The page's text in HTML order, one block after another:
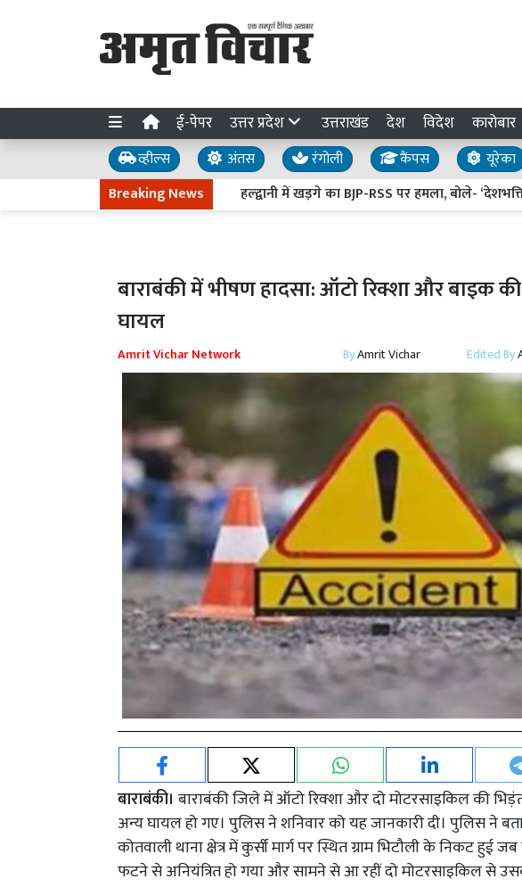
ई-पेपर उत्तर प्रदेश उत्तराखंड देश विदेश कारोबार
व्हील्स अंतस रंगोली कैंपस यूरेका
Breaking News हल्द्वानी में खड़गे का BJP-RSS पर हमला, बोले- ‘देशभक्ति
बाराबंकी में भीषण हादसा: ऑटो रिक्शा और बाइक
घायल
Amrit Vichar Network ByAmrit Vichar Edited By
बाराबंकी। बाराबंकी जिले में ऑटो रिक्शा और दो मोटरसाइकिल की
अन्य घायल हो गए। पुलिस ने शनिवार को यह जानकारी दी। पुलिस ने
कोतवाली थाना क्षेत्र में कुर्सी मार्ग पर स्थित ग्राम भिटौली के निकट
फटने से अनियंत्रित हो गया और सामने से आ रहीं दो मोटरसाइकिल से